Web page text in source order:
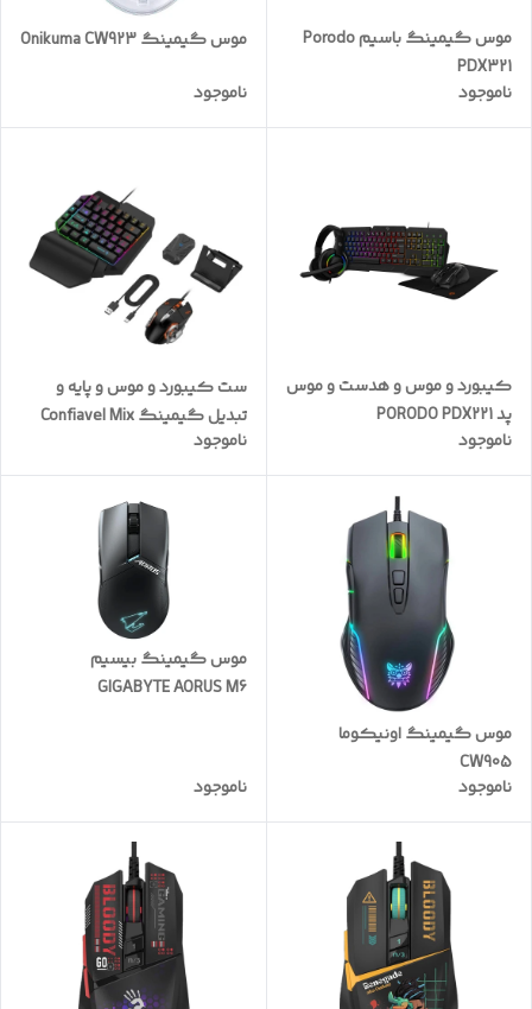
موس گیمینگ باسیم Porodo
PDX321
ناموجود
موس گیمینگ Onikuma CW923
ناموجود
کیبورد و موس و هدست و موس
پد PORODO PDX221
ناموجود
ست کیبورد و موس و پایه و
تبدیل گیمینگ Confiavel Mix
LITE
ناموجود
موس گیمینگ اونیکوما
CW905
ناموجود
موس گیمینگ بیسیم
GIGABYTE AORUS M6
ناموجود